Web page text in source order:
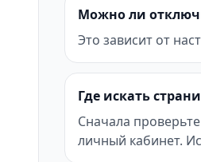
Можно ли
Это зависит от
Где искать
Сначала
личный кабинет.